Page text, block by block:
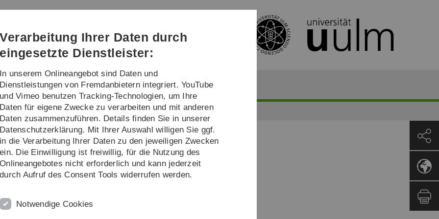
Direkt
Direkt
Direkt
(Sprache,
Drucken,
Social
Direkt
Direkt
Transfer
von Bundesminister
die Auszeichnung!
Verarbeitung Ihrer Daten durch
eingesetzte Dienstleister:
In unserem Onlineangebot sind Daten und
Dienstleistungen von Fremdanbietern integriert. YouTube
und Vimeo benutzen Tracking-Technologien, um Ihre
Daten für eigene Zwecke zu verarbeiten und mit anderen
Daten zusammenzuführen. Details finden Sie in unserer
Datenschutzerklärung. Mit Ihrer Auswahl willigen Sie ggf.
in die Verarbeitung Ihrer Daten zu den jeweiligen Zwecken
ein. Die Einwilligung ist freiwillig, für die Nutzung des
Onlineangebotes nicht erforderlich und kann jederzeit
durch Aufruf des Consent Tools widerrufen werden.
Notwendige Cookies